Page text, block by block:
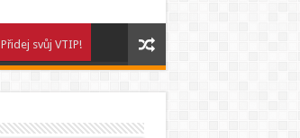
Přidej svůj VTIP!